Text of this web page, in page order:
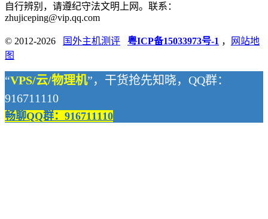
自行辨别，请遵纪守法文明上网。联系：
zhujiceping@vip.qq.com
© 2012-2026 国外主机测评 粤ICP备15033973号-1 ，
网站地
图
“VPS/云/物理机”，干货抢先知晓，QQ群：
916711110
畅聊QQ群：916711110